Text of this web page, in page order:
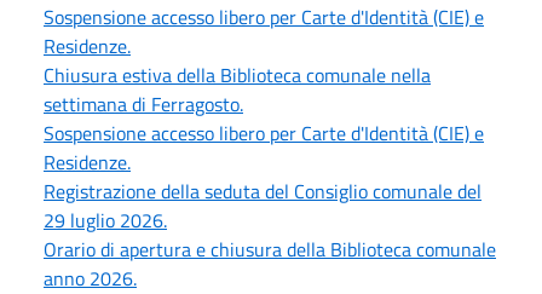
Sospensione accesso libero per Carte d'Identità (CIE) e
Residenze.
Chiusura estiva della Biblioteca comunale nella
settimana di Ferragosto.
Sospensione accesso libero per Carte d'Identità (CIE) e
Residenze.
Registrazione della seduta del Consiglio comunale del
29 luglio 2026.
Orario di apertura e chiusura della Biblioteca comunale
anno 2026.